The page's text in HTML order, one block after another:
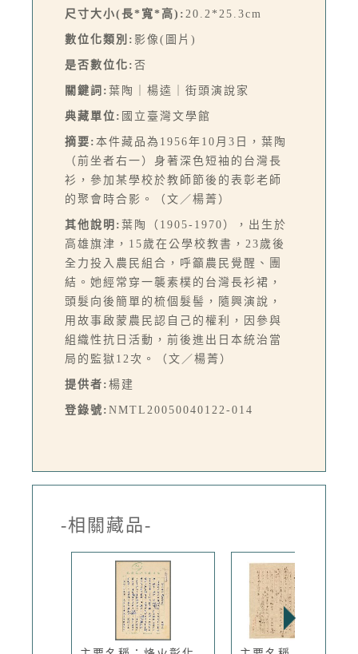
尺寸大小(長*寬*高): 20.2*25.3cm
數位化類別: 影像(圖片)
是否數位化: 否
關鍵詞: 葉陶｜楊逵｜街頭演說家
典藏單位: 國立臺灣文學館
摘要: 本件藏品為1956年10月3日，葉陶
（前坐者右一）身著深色短袖的台灣長
衫，參加某學校於教師節後的表彰老師
的聚會時合影。（文／楊菁）
其他說明: 葉陶（1905-1970），出生於
高雄旗津，15歲在公學校教書，23歲後
全力投入農民組合，呼籲農民覺醒、團
結。她經常穿一襲素樸的台灣長衫裙，
頭髮向後簡單的梳個髮髻，隨興演說，
用故事啟蒙農民認自己的權利，因參與
組織性抗日活動，前後進出日本統治當
局的監獄12次。（文／楊菁）
提供者: 楊建
登錄號: NMTL20050040122-014
-相關藏品-